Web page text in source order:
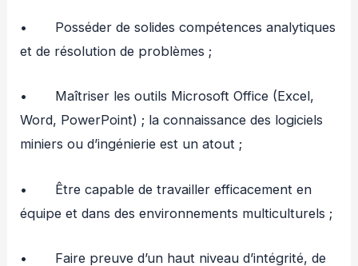
• Posséder de solides compétences analytiques
et de résolution de problèmes ;
• Maîtriser les outils Microsoft Office (Excel,
Word, PowerPoint) ; la connaissance des logiciels
miniers ou d’ingénierie est un atout ;
• Être capable de travailler efficacement en
équipe et dans des environnements multiculturels ;
• Faire preuve d’un haut niveau d’intégrité, de